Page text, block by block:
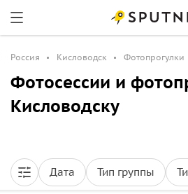
Россия Кисловодск Фотопрогулки
Фотосессии и
Кисловодску
Дата Тип группы